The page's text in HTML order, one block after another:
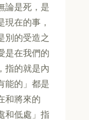
論是死，是
在的事，
別的受造之
是在我們的
指的就是內
能的」都是
和將來的
和低處」指